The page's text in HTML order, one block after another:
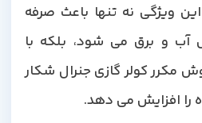
نه تنها باعث صرفه
و برق می شود، بلکه با
کولر گازی جنرال شکار